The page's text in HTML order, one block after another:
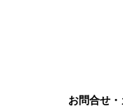
お問合せ